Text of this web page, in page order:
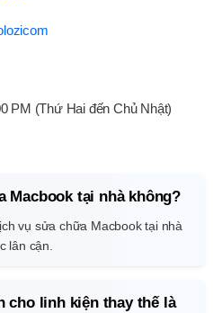
PM (Thứ Hai đến Chủ Nhật)
Macbook tại nhà không?
vụ sửa chữa Macbook tại nhà
lân cận.
cho linh kiện thay thế là